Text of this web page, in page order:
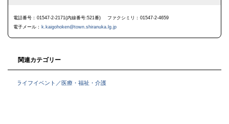
る
電話番号 01547-2-2171(内線番号:521番) ファクシミリ
01547-2-4659
電子メール
k.kaigohoken@town.shiranuka.lg.jp
関連カテゴリー
ライフイベント／医療・福祉・介護